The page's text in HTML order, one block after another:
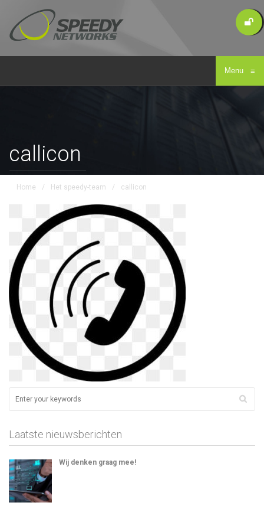
Menu ≡
callicon
Home / Het speedy-team / callicon
Laatste nieuwsberichten
Wij denken graag mee!